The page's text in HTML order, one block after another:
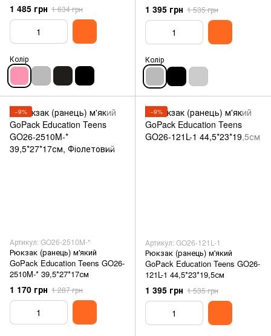
1 485 грн 1 634 грн
Колір
1 395 грн 1 535 грн
Колір
−9%
Артикул: GO26-2510M-*
Рюкзак (ранець) м'який
GoPack Education Teens GO26-
2510M-* 39,5*27*17см
1 170 грн 1 287 грн
−9%
Артикул: GO26-121L-1
Рюкзак (ранець) м'який
GoPack Education Teens GO26-
121L-1 44,5*23*19,5см
1 395 грн 1 535 грн